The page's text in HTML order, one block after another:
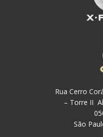
Rua Cerro
– Torre II
São